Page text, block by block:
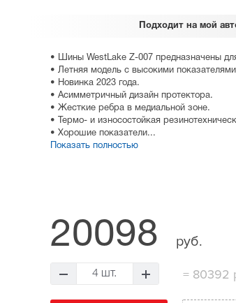
Подходит на мой
• Шины WestLake Z-007 предназначены
• Летняя модель с высокими
• Новинка 2023 года.
• Асимметричный дизайн протектора.
• Жесткие ребра в медиальной зоне.
• Термо- и износостойкая
• Хорошие показатели...
Показать полностью
20098 руб.
4 шт. =80392